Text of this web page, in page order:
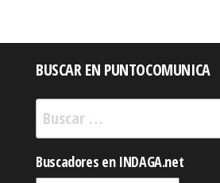
BUSCAR EN PUNTOCOMUNICA
Buscar:
Buscadores en INDAGA.net